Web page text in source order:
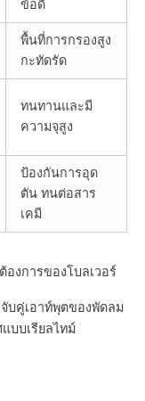
ข้อดี
พื้นที่การกรองสูง
กะทัดรัด
ทนทานและมี
ความจุสูง
ป้องกันการอุด
ตัน ทนต่อสาร
เคมี
งการของโบลเวอร์
บคู่เอาท์พุตของพัดลม
บบเรียลไทม์